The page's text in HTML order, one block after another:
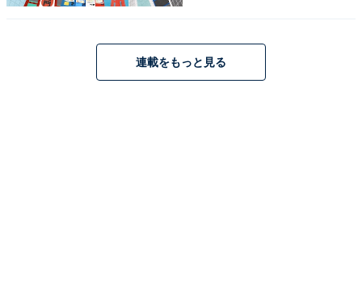
連載をもっと見る